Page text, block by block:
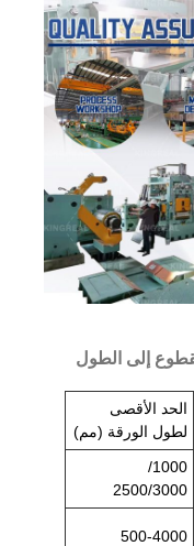
إلى الطول
الحد الأقصى
لطول الورقة (مم)
1000/
2500/3000
500-4000